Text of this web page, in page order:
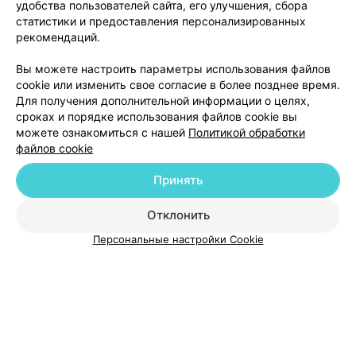
мессенджер?
Консультация проводится максимально просто с помощью
сервиса 103.by. При записи вы получаете ссылку, по
которой необходимо перейти в назначенное время. Никаких
дополнительных приложений или мессенджеров
устанавливать не нужно.
Добавить компанию
удобства пользователей сайта, его улучшения, сбора
статистики и предоставления персонализированных
рекомендаций.
Вы можете настроить параметры использования файлов
cookie или изменить свое согласие в более позднее время.
Для получения дополнительной информации о целях,
сроках и порядке использования файлов cookie вы
можете ознакомиться с нашей Политикой обработки
файлов cookie
Отклонить
Принять
Персональные настройки Cookie